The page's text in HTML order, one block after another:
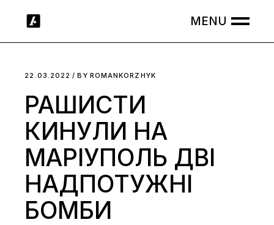
22.03.2022 BY ROMANKORZHYK
РАШИСТИ
КИНУЛИ НА
МАРІУПОЛЬ ДВІ
НАДПОТУЖНІ
БОМБИ